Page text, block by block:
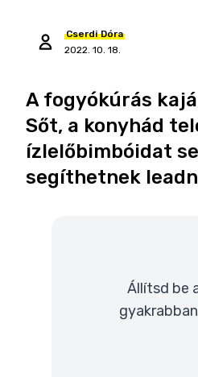
Cserdi Dóra
2022. 10. 18.
A fogyókúrás
Sőt, a konyhád
ízlelőbimbóidat
segíthetnek
Állítsd be